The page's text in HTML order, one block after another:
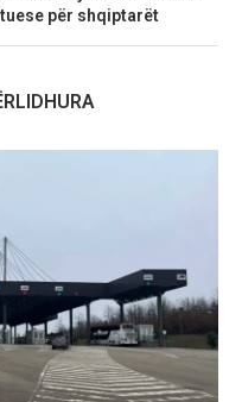
për shqiptarët